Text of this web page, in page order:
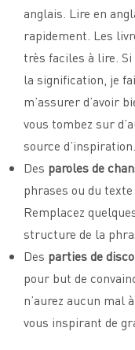
anglais. Lire en
rapidement. Les
très faciles à lire.
la signification, je
m’assurer d’avoir
vous tombez sur
source d’inspiration.
Des paroles de
phrases ou du
Remplacez
structure de la
Des parties de
pour but de
n’aurez aucun mal
vous inspirant de